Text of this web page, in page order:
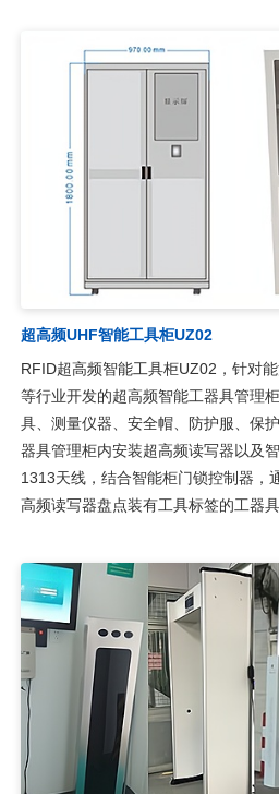
超高频UHF智能工具柜UZ02
RFID超高频智能工具柜UZ02，针对
等行业开发的超高频智能工器具管理
具、测量仪器、安全帽、防护服、保
器具管理柜内安装超高频读写器以及
1313天线，结合智能柜门锁控制器，
高频读写器盘点装有工具标签的工器具